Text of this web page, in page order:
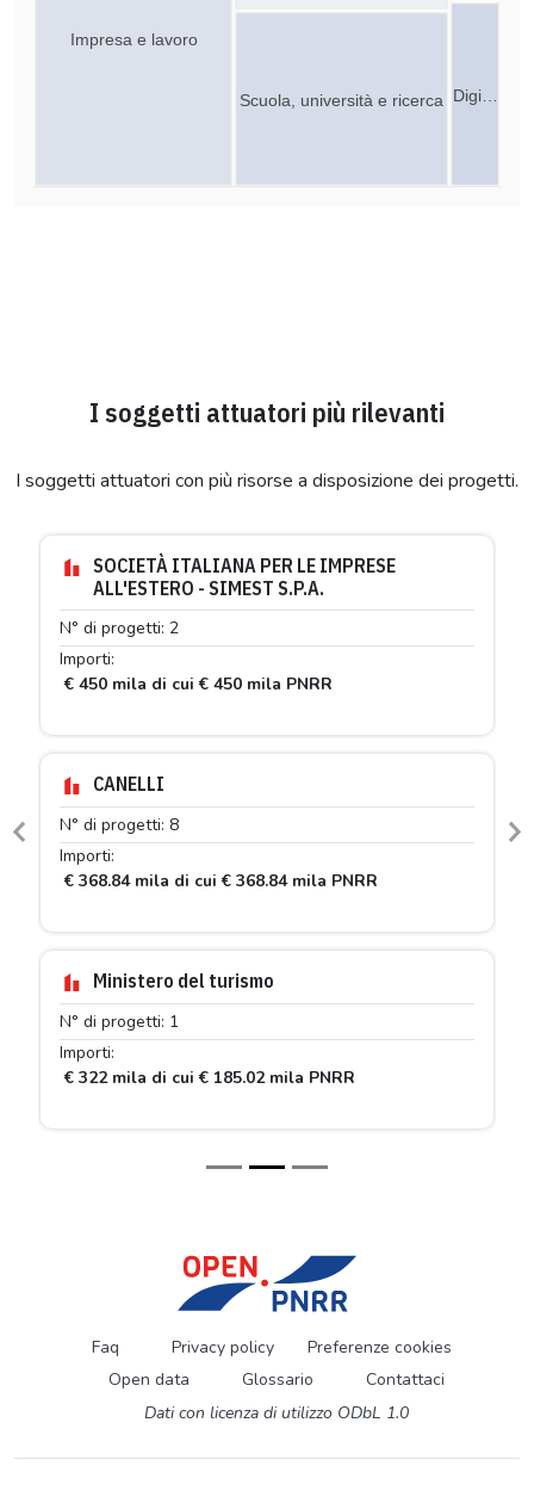
Digi…
Scuola, università e ricerca
Impresa e lavoro
I soggetti attuatori più rilevanti
I soggetti attuatori con più risorse a disposizione dei progetti.
SOCIETÀ ITALIANA PER LE IMPRESE
ALL'ESTERO - SIMEST S.P.A.
N° di progetti: 2
Importi:
€ 450 mila di cui € 450 mila PNRR
CANELLI
N° di progetti: 8
Importi:
€ 368.84 mila di cui € 368.84 mila PNRR
Ministero del turismo
N° di progetti: 1
Importi:
€ 322 mila di cui € 185.02 mila PNRR
Previous
Faq Privacy policy
Preferenze cookies
Open data
Glossario
Contattaci
Dati con licenza di utilizzo ODbL 1.0